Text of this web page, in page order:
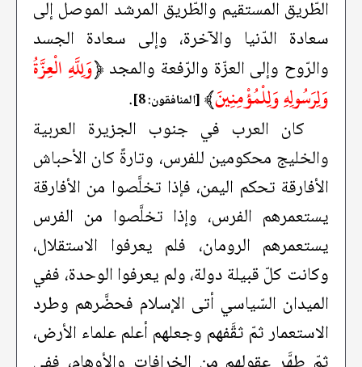
الطّريق المستقيم والطّريق المرشد الموصل إلى
سعادة الدّنيا والآخرة، وإلى سعادة الجسد
والرّوح وإلى العزّة والرّفعة والمجد ﴿وَلِلَّهِ الْعِزَّةُ
وَلِرَسُولِهِ وَلِلْمُؤْمِنِينَ﴾ [المنافقون: 8]
.
كان العرب في جنوب الجزيرة العربية
والخليج محكومين للفرس، وتارةً كان الأحباش
الأفارقة تحكم اليمن، فإذا تخلَّصوا من الأفارقة
يستعمرهم الفرس، وإذا تخلَّصوا من الفرس
يستعمرهم الرومان، فلم يعرفوا الاستقلال،
وكانت كلّ قبيلة دولة، ولم يعرفوا الوحدة، ففي
الميدان السّياسي أتى الإسلام فحضَّرهم وطرد
الاستعمار ثمّ ثقَّفهم وجعلهم أعلم علماء الأرض،